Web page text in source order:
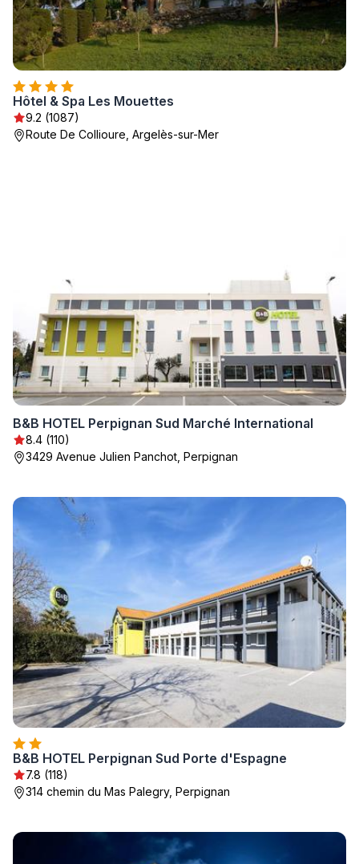
Hôtel & Spa Les Mouettes
9.2 (1087)
Route De Collioure, Argelès-sur-Mer
B&B HOTEL Perpignan Sud Marché International
8.4 (110)
3429 Avenue Julien Panchot, Perpignan
B&B HOTEL Perpignan Sud Porte d'Espagne
7.8 (118)
314 chemin du Mas Palegry, Perpignan